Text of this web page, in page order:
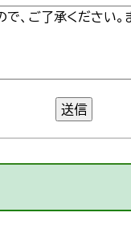
送信